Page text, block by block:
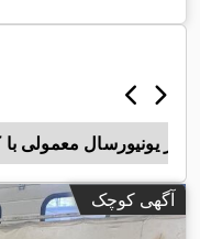
آگهی کوچک